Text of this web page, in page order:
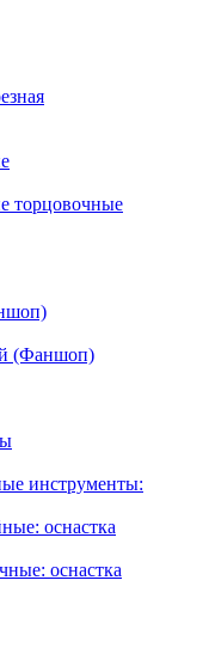
торцовочные
(Фаншоп)
инструменты:
оснастка
оснастка